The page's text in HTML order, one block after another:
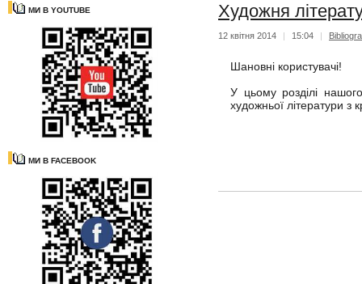
МИ В YOUTUBE
МИ В FACEBOOK
Художня
12 квітня 2014 | 15:04 |
Шановні користувачі!
У цьому розділі
художньої літератури з